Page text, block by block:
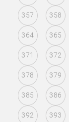
357 358
364 365
371 372
378 379
385 386
392 393